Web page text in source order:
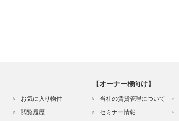
お気に入り物件
閲覧履歴
【オーナー様向け】
当社の賃貸管理について
セミナー情報